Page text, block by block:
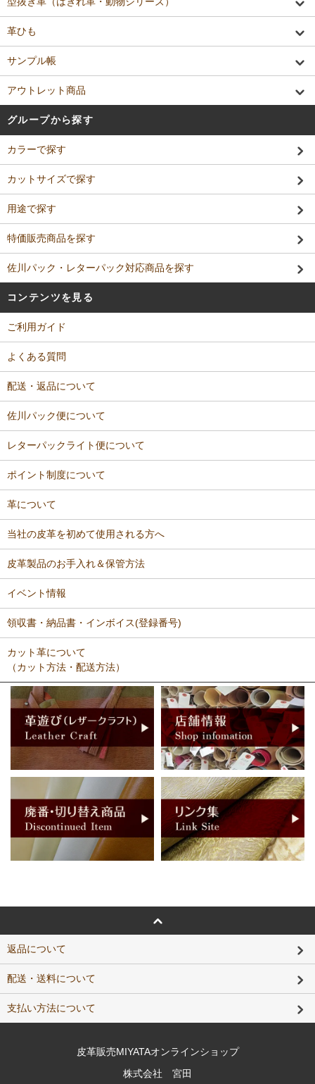
革ひも
サンプル帳
アウトレット商品
グループから探す
カラーで探す
カットサイズで探す
用途で探す
特価販売商品を探す
佐川パック・レターパック対応商品を探す
コンテンツを見る
ご利用ガイド
よくある質問
配送・返品について
佐川パック便について
レターパックライト便について
ポイント制度について
革について
当社の皮革を初めて使用される方へ
皮革製品のお手入れ＆保管方法
イベント情報
領収書・納品書・インボイス(登録番号)
カット革について
（カット方法・配送方法）
返品について
配送・送料について
支払い方法について
皮革販売MIYATAオンラインショップ
株式会社 宮田